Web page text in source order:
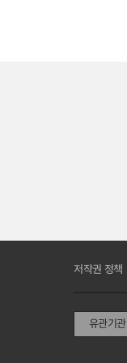
저작권 정책
유관기관